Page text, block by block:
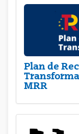
Plan de
MRR